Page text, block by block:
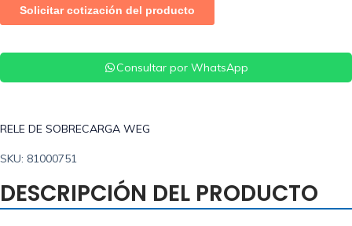
Consultar por WhatsApp
RELE DE SOBRECARGA WEG
SKU: 81000751
DESCRIPCIÓN DEL PRODUCTO